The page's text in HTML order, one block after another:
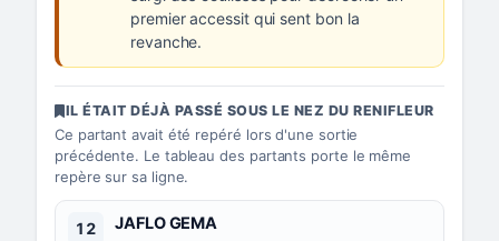
premier accessit qui sent bon la
revanche.
IL ÉTAIT DÉJÀ PASSÉ SOUS LE NEZ DU RENIFLEUR
Ce partant avait été repéré lors d'une sortie
précédente. Le tableau des partants porte le même
repère sur sa ligne.
12 Numéro 12 :
JAFLO GEMA